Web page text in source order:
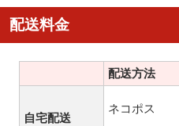
配送料金
配送方法
自宅配送
ネコポス